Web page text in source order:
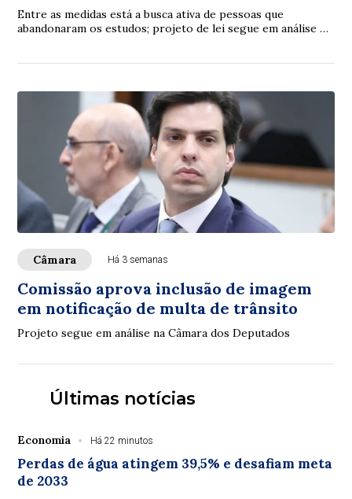
Entre as medidas está a busca ativa de pessoas que
abandonaram os estudos; projeto de lei segue em análise na
Câmara Há 3 semanas
Comissão aprova inclusão de imagem
em notificação de multa de trânsito
Projeto segue em análise na Câmara dos Deputados
Últimas notícias
Economia Há 22 minutos
Perdas de água atingem 39,5% e desafiam meta
de 2033